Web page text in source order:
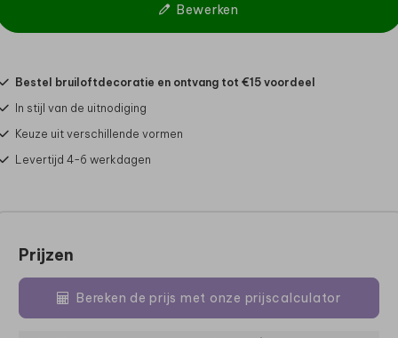
Bewerken
Bestel bruiloftdecoratie en ontvang tot €15 voordeel
In stijl van de uitnodiging
Keuze uit verschillende vormen
Levertijd 4-6 werkdagen
Prijzen
Bereken de prijs met onze prijscalculator